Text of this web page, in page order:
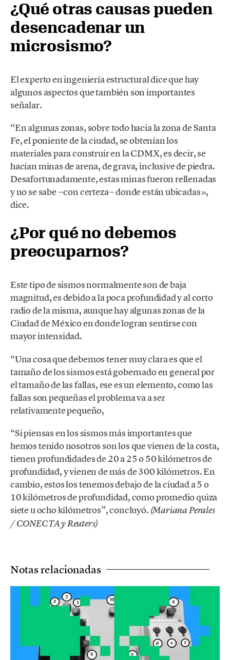
¿Qué otras causas pueden
desencadenar un
microsismo?
El experto en ingeniería estructural dice que hay
algunos aspectos que también son importantes
señalar.
“En algunas zonas, sobre todo hacia la zona de Santa
Fe, el poniente de la ciudad, se obtenían los
materiales para construir en la CDMX, es decir, se
hacían minas de arena, de grava, inclusive de piedra.
Desafortunadamente, estas minas fueron rellenadas
y no se sabe −con certeza− donde están ubicadas»,
dice.
¿Por qué no debemos
preocuparnos?
Este tipo de sismos normalmente son de baja
magnitud, es debido a la poca profundidad y al corto
radio de la misma, aunque hay algunas zonas de la
Ciudad de México en donde logran sentirse con
mayor intensidad.
“Una cosa que debemos tener muy clara es que el
tamaño de los sismos está gobernado en general por
el tamaño de las fallas, ese es un elemento, como las
fallas son pequeñas el problema va a ser
relativamente pequeño,
“Si piensas en los sismos más importantes que
hemos tenido nosotros son los que vienen de la costa,
tienen profundidades de 20 a 25 o 50 kilómetros de
profundidad, y vienen de más de 300 kilómetros. En
cambio, estos los tenemos debajo de la ciudad a 5 o
10 kilómetros de profundidad, como promedio quiza
siete u ocho kilómetros”, concluyó. (Mariana Perales
/ CONECTA y Reuters)
Notas relacionadas